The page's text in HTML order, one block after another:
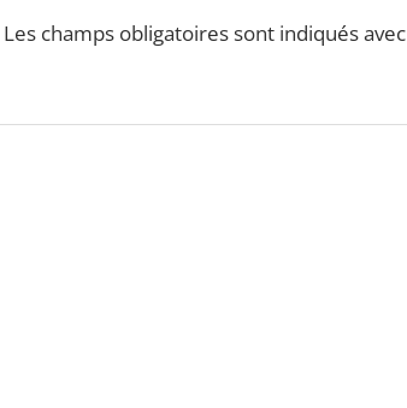
Les champs obligatoires sont indiqués avec